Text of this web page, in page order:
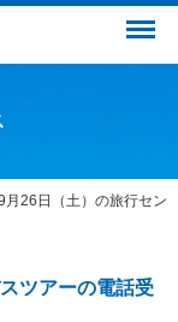
Menu
月26日（土）の旅行セン
ツアーの電話受